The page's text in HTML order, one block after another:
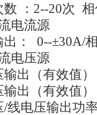
数 ：2--20次
电流源
出： 0--±30A/
电压源
输出（有效值
输出（有效值
/线电压输出功